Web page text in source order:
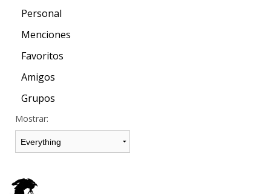
Personal
Menciones
Favoritos
Amigos
Grupos
Mostrar: